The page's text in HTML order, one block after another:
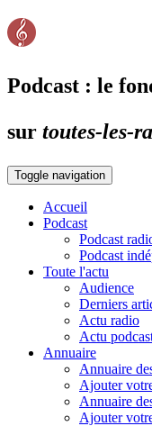
Podcast : le
sur toutes-les-
Toggle navigation
Accueil
Podcast
Podcast
Podcast
Toute l'actu
Audience
Derniers
Actu radio
Actu
Annuaire
Annuaire
Ajouter
Annuaire
Ajouter